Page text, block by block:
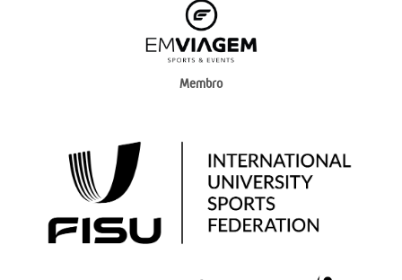
Membro